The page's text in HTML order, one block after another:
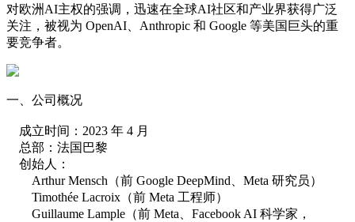
对欧洲AI主权的强调，迅速在全球AI社区和产业界获得广泛
关注，被视为 OpenAI、Anthropic 和 Google 等美国巨头的重
要竞争者。
一、公司概况
成立时间：2023 年 4 月
总部：法国巴黎
创始人：
Arthur Mensch（前 Google DeepMind、Meta 研究员）
Timothée Lacroix（前 Meta 工程师）
Guillaume Lample（前 Meta、Facebook AI 科学家，